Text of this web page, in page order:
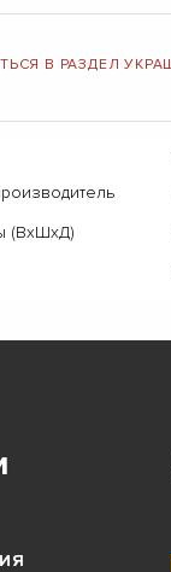
В РАЗДЕЛ
(ВхШхД)